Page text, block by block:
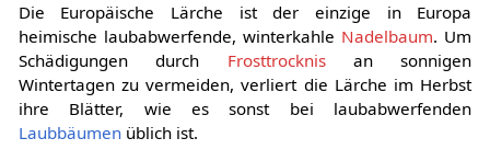
Die Europäische Lärche ist der einzige in Europa
heimische laubabwerfende, winterkahle Nadelbaum. Um
Schädigungen durch Frosttrocknisan sonnigen
Wintertagen zu vermeiden, verliert die Lärche im Herbst
ihre Blätter, wie es sonst bei laubabwerfenden
Laubbäumenüblich ist.